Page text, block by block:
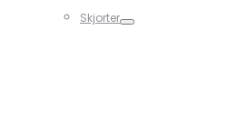
Skjorter